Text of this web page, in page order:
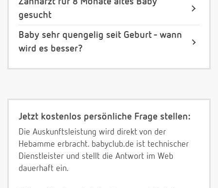
gesucht
Baby sehr quengelig seit Geburt - wann
wird es besser?
Jetzt kostenlos persönliche Frage stellen:
Die Auskunftsleistung wird direkt von der
Hebamme erbracht. babyclub.de ist technischer
Dienstleister und stellt die Antwort im Web
dauerhaft ein.